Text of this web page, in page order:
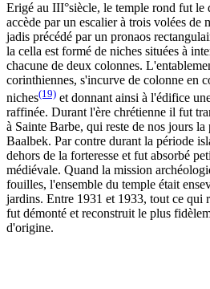
Erigé au III°siècle, le temple rond fut le
accède par un escalier à trois volées de
jadis précédé par un pronaos
la cella est formé de niches situées à
chacune de deux colonnes.
corinthiennes, s'incurve de colonne en
niches(19) et donnant ainsi à l'édifice
raffinée. Durant l'ère chrétienne il fut
à Sainte Barbe, qui reste de nos jours
Baalbek. Par contre durant la période
dehors de la forteresse et fut absorbé
médiévale. Quand la mission
fouilles, l'ensemble du temple était
jardins. Entre 1931 et 1933, tout ce qui
fut démonté et reconstruit le plus
d'origine.